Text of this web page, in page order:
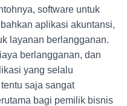
software untuk
aplikasi akuntansi,
layanan berlangganan.
berlangganan, dan
yang selalu
saja sangat
bagi pemilik bisnis